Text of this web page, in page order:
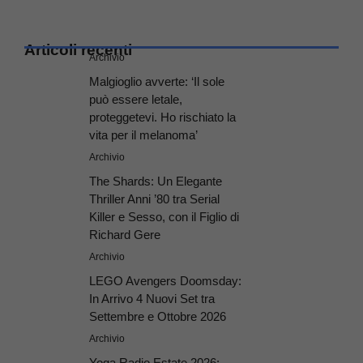
Articoli recenti
Archivio
Malgioglio avverte: ‘Il sole
può essere letale,
proteggetevi. Ho rischiato la
vita per il melanoma’
Archivio
The Shards: Un Elegante
Thriller Anni ’80 tra Serial
Killer e Sesso, con il Figlio di
Richard Gere
Archivio
LEGO Avengers Doomsday:
In Arrivo 4 Nuovi Set tra
Settembre e Ottobre 2026
Archivio